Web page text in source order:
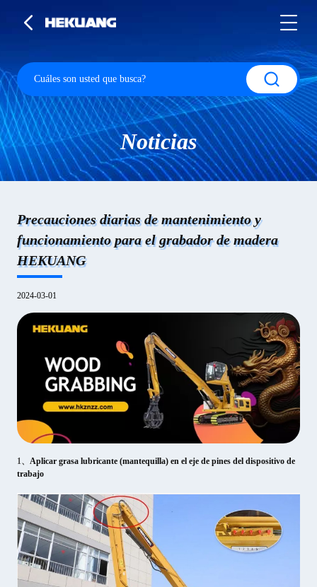
Noticias
Precauciones diarias de mantenimiento y
funcionamiento para el grabador de madera
HEKUANG
2024-03-01
1、 Aplicar grasa lubricante (mantequilla) en el eje de pines del dispositivo de
trabajo